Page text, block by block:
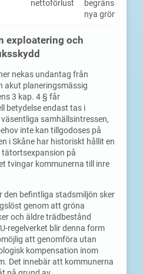
nettoförlust
begränsat
nya grönytor
exploatering och
nekas undantag från
akut planeringsmässig
3 kap. 4 § får
betydelse endast tas i
samhällsintressen,
inte kan tillgodoses på
i Skåne har historiskt hållit en
på
tvingar kommunerna till inre
befintliga stadsmiljön sker
genom att gröna
och äldre trädbestånd
regelverket blir denna form
att genomföra utan
kompensation inom
Det innebär att kommunerna